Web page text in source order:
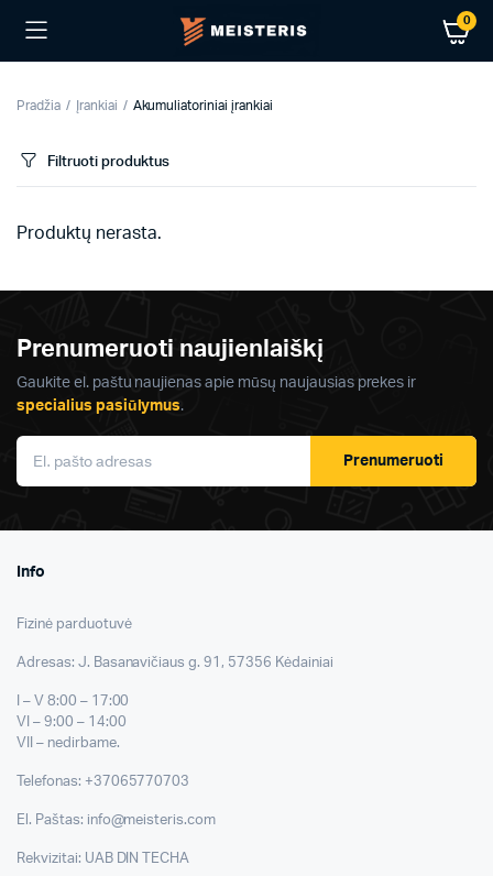
0
Pradžia Įrankiai Akumuliatoriniai įrankiai
Filtruoti produktus
Produktų nerasta.
Prenumeruoti naujienlaiškį
Gaukite el. paštu naujienas apie mūsų naujausias prekes ir
specialius pasiūlymus.
Prenumeruoti
Info
Fizinė parduotuvė
Adresas: J. Basanavičiaus g. 91, 57356 Kėdainiai
I – V 8:00 – 17:00
VI – 9:00 – 14:00
VII – nedirbame.
Telefonas: +37065770703
El. Paštas: info@meisteris.com
Rekvizitai: UAB DIN TECHA